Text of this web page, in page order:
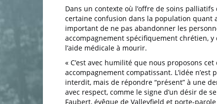
Dans un contexte où l’offre de soins
certaine confusion dans la population quant
important de ne pas abandonner les
accompagnement spécifiquement chrétien,
l’aide médicale à mourir.
« C’est avec humilité que nous proposons
accompagnement compatissant. L’idée
interdit, mais de répondre “présent” à une
avec respect, comme le signe d’un désir de
Faubert, évêque de Valleyfield et porte-